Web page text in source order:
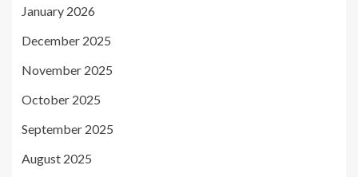
January 2026
December 2025
November 2025
October 2025
September 2025
August 2025